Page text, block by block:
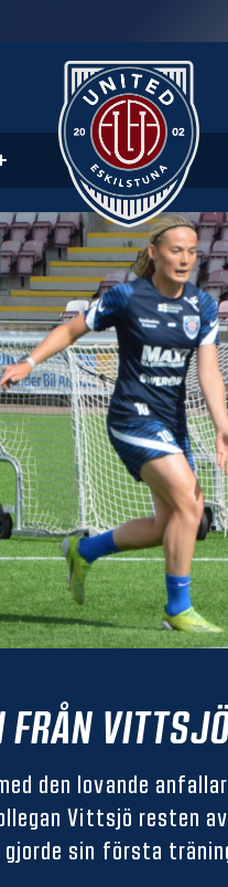
FRÅN
den lovande
Vittsjö resten av
gjorde sin första